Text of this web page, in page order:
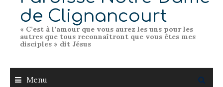
de Clignancourt
« C’est à l’amour que vous aurez les uns pour les
autres que tous reconnaîtront que vous êtes mes
disciples » dit Jésus
Menu